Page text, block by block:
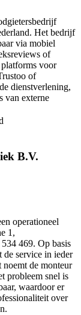
Het bedrijf
via mobiel
of
voor
of
dienstverlening,
van externe
B.V.
operationeel
1,
469. Op basis
de service in ieder
noemt de monteur
probleem snel is
waardoor er
over